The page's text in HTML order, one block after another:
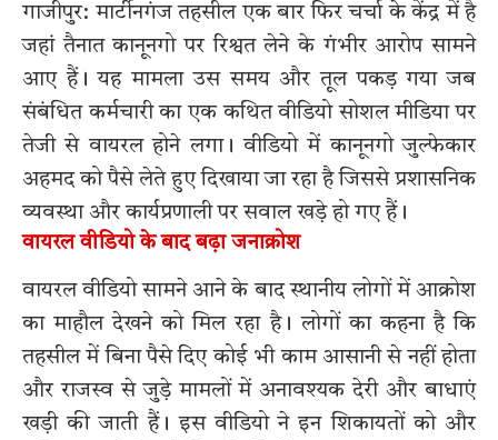
गाजीपुर: मार्टीनगंज तहसील एक बार फिर चर्चा के केंद्र में है
जहां तैनात कानूनगो पर रिश्वत लेने के गंभीर आरोप सामने
आए हैं। यह मामला उस समय और तूल पकड़ गया जब
संबंधित कर्मचारी का एक कथित वीडियो सोशल मीडिया पर
तेजी से वायरल होने लगा। वीडियो में कानूनगो जुल्फेकार
अहमद को पैसे लेते हुए दिखाया जा रहा है जिससे प्रशासनिक
व्यवस्था और कार्यप्रणाली पर सवाल खड़े हो गए हैं।
वायरल वीडियो के बाद बढ़ा जनाक्रोश
वायरल वीडियो सामने आने के बाद स्थानीय लोगों में आक्रोश
का माहौल देखने को मिल रहा है। लोगों का कहना है कि
तहसील में बिना पैसे दिए कोई भी काम आसानी से नहीं होता
और राजस्व से जुड़े मामलों में अनावश्यक देरी और बाधाएं
खड़ी की जाती हैं। इस वीडियो ने इन शिकायतों को और